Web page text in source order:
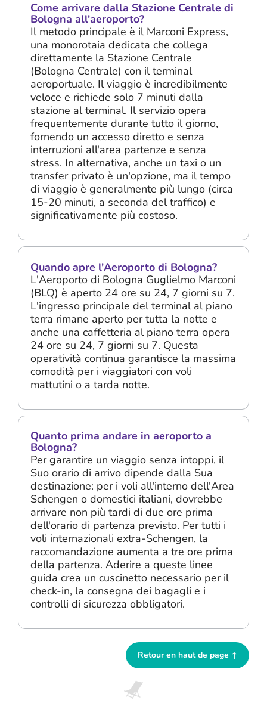
Come arrivare dalla Stazione Centrale di
Bologna all'aeroporto?
Il metodo principale è il Marconi Express,
una monorotaia dedicata che collega
direttamente la Stazione Centrale
(Bologna Centrale) con il terminal
aeroportuale. Il viaggio è incredibilmente
veloce e richiede solo 7 minuti dalla
stazione al terminal. Il servizio opera
frequentemente durante tutto il giorno,
fornendo un accesso diretto e senza
interruzioni all'area partenze e senza
stress. In alternativa, anche un taxi o un
transfer privato è un'opzione, ma il tempo
di viaggio è generalmente più lungo (circa
15-20 minuti, a seconda del traffico) e
significativamente più costoso.
Quando apre l'Aeroporto di Bologna?
L'Aeroporto di Bologna Guglielmo Marconi
(BLQ) è aperto 24 ore su 24, 7 giorni su 7.
L'ingresso principale del terminal al piano
terra rimane aperto per tutta la notte e
anche una caffetteria al piano terra opera
24 ore su 24, 7 giorni su 7. Questa
operatività continua garantisce la massima
comodità per i viaggiatori con voli
mattutini o a tarda notte.
Quanto prima andare in aeroporto a
Bologna?
Per garantire un viaggio senza intoppi, il
Suo orario di arrivo dipende dalla Sua
destinazione: per i voli all'interno dell'Area
Schengen o domestici italiani, dovrebbe
arrivare non più tardi di due ore prima
dell'orario di partenza previsto. Per tutti i
voli internazionali extra-Schengen, la
raccomandazione aumenta a tre ore prima
della partenza. Aderire a queste linee
guida crea un cuscinetto necessario per il
check-in, la consegna dei bagagli e i
controlli di sicurezza obbligatori.
Retour en haut de page ↑